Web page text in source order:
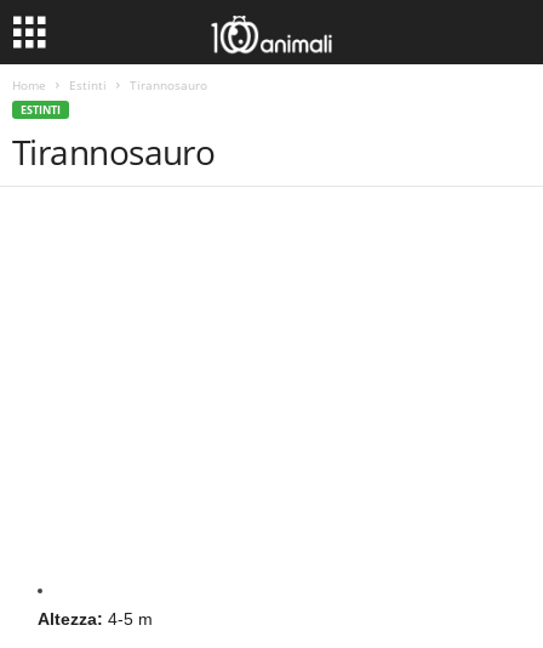
Home Estinti Tirannosauro
ESTINTI
Tirannosauro
Altezza: 4-5 m